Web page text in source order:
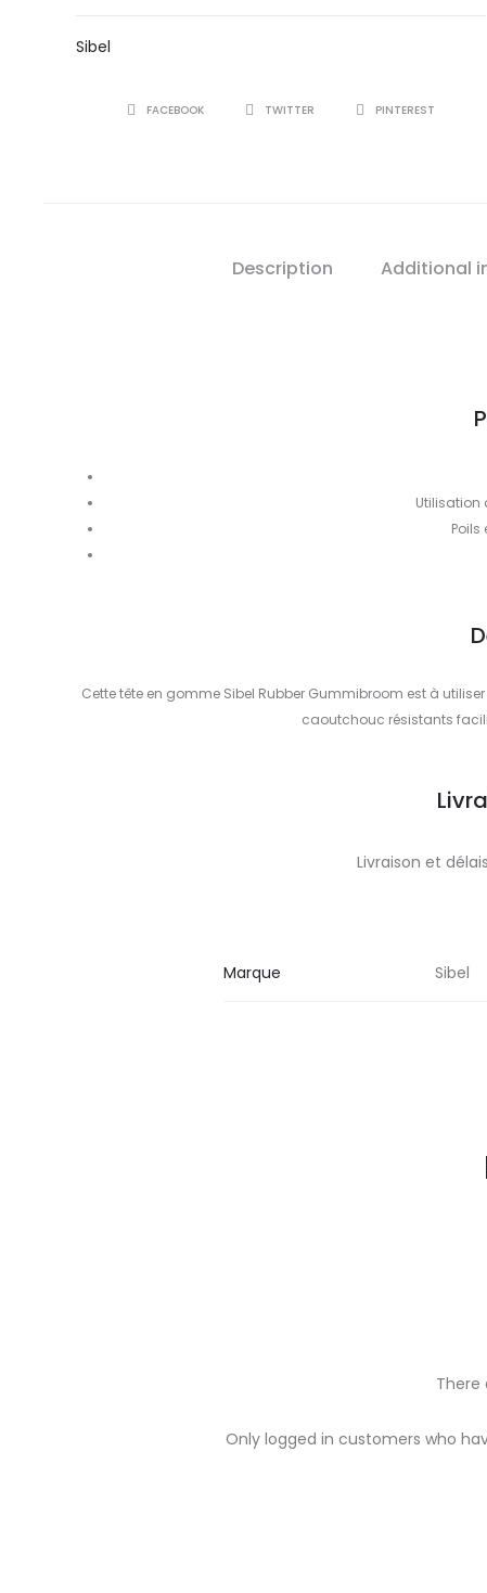
Sibel
SHAREFACEBOOK TWITTER PINTEREST
Description Additional
Utilisation
Cette tête en gomme Sibel Rubber Gummibroom est à
caoutchouc résistants
Livraison et
Marque Sibel
R
There
Only logged in customers who